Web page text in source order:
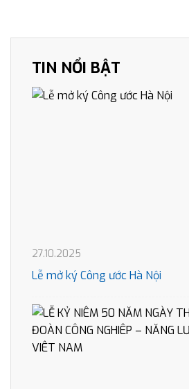
TIN NỔI BẬT
27.10.2025
Lễ mở ký Công ước Hà Nội